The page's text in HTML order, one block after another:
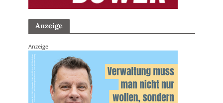
Anzeige
Anzeige